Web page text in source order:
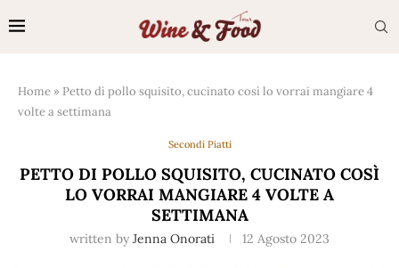
Home » Petto di pollo squisito, cucinato così lo vorrai mangiare 4
volte a settimana
Secondi Piatti
PETTO DI POLLO SQUISITO, CUCINATO COSÌ
LO VORRAI MANGIARE 4 VOLTE A
SETTIMANA
written by Jenna Onorati 12 Agosto 2023